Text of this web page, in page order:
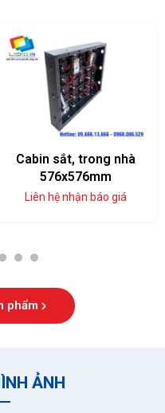
Cabin sắt, trong nhà
576x576mm
Liên hệ nhận báo giá
5 6 7
phẩm
ẢNH